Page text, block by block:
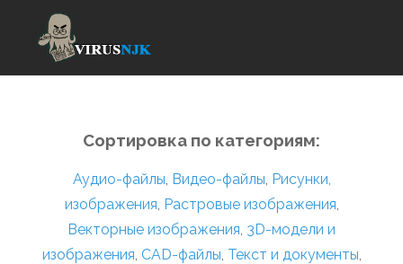
Сортировка по категориям:
Аудио-файлы, Видео-файлы, Рисунки,
изображения, Растровые изображения,
Векторные изображения, 3D-модели и
изображения, CAD-файлы, Текст и документы,